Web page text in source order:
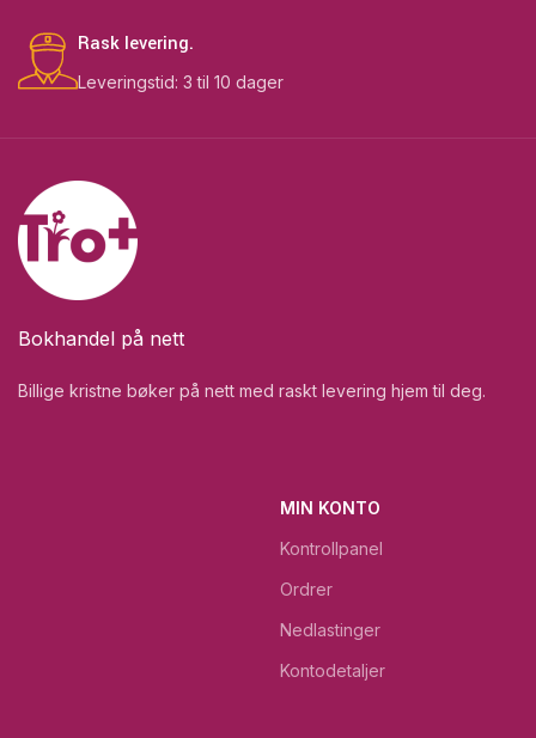
Rask levering.
Leveringstid: 3 til 10 dager
Bokhandel på nett
Billige kristne bøker på nett med raskt levering hjem til deg.
MIN KONTO
Kontrollpanel
Ordrer
Nedlastinger
Kontodetaljer